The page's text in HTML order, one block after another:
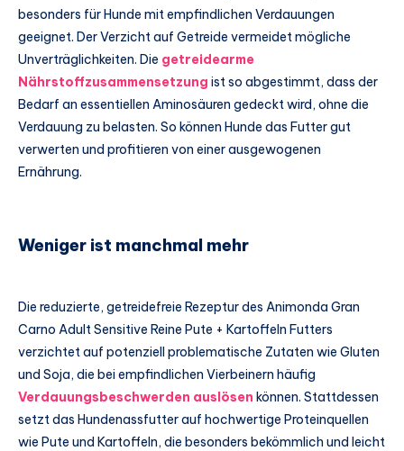
besonders für Hunde mit empfindlichen Verdauungen
geeignet. Der Verzicht auf Getreide vermeidet mögliche
Unverträglichkeiten. Die getreidearme
Nährstoffzusammensetzung ist so abgestimmt, dass der
Bedarf an essentiellen Aminosäuren gedeckt wird, ohne die
Verdauung zu belasten. So können Hunde das Futter gut
verwerten und profitieren von einer ausgewogenen
Ernährung.
Weniger ist manchmal mehr
Die reduzierte, getreidefreie Rezeptur des Animonda Gran
Carno Adult Sensitive Reine Pute + Kartoffeln Futters
verzichtet auf potenziell problematische Zutaten wie Gluten
und Soja, die bei empfindlichen Vierbeinern häufig
Verdauungsbeschwerden auslösen können. Stattdessen
setzt das Hundenassfutter auf hochwertige Proteinquellen
wie Pute und Kartoffeln, die besonders bekömmlich und leicht